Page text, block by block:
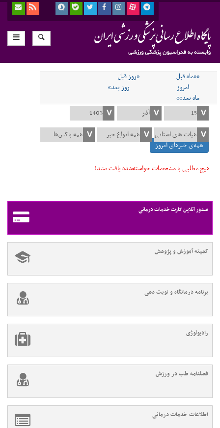
««ماه قبل
«روز قبل
امروز
روز بعد»
ماه بعد»»
همه‌ی خبرهای امروز
هیچ مطلبی با مشخصات خواسته‌شده یافت نشد!
صدور آنلاین کارت خدمات درمانی
کمیته آموزش و پژوهش
برنامه درمانگاه و نوبت دهی
رادیولوژی
فصلنامه طب در ورزش
اطلاعات خدمات درمانی